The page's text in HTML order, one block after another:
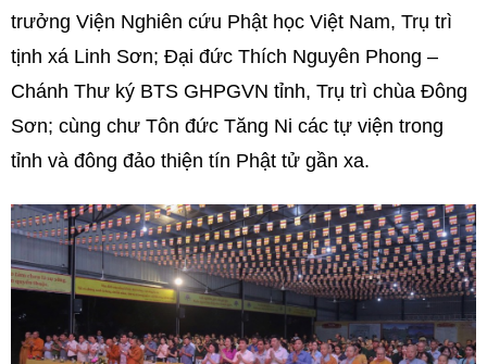
trưởng Viện Nghiên cứu Phật học Việt Nam, Trụ trì
tịnh xá Linh Sơn; Đại đức Thích Nguyên Phong –
Chánh Thư ký BTS GHPGVN tỉnh, Trụ trì chùa Đông
Sơn; cùng chư Tôn đức Tăng Ni các tự viện trong
tỉnh và đông đảo thiện tín Phật tử gần xa.